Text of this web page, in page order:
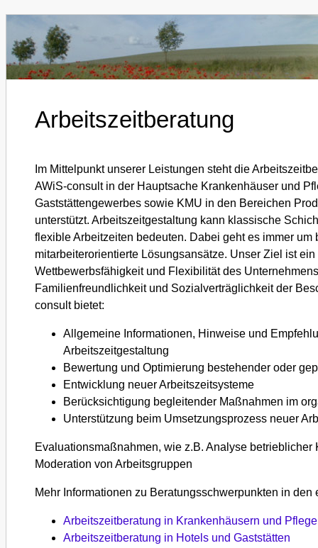
Arbeitszeitberatung
Im Mittelpunkt unserer Leistungen steht die
AWiS-consult in der Hauptsache Krankenhäuser und
Gaststättengewerbes sowie KMU in den Bereichen
unterstützt. Arbeitszeitgestaltung kann klassische
flexible Arbeitzeiten bedeuten. Dabei geht es immer
mitarbeiterorientierte Lösungsansätze. Unser Ziel ist
Wettbewerbsfähigkeit und Flexibilität des
Familienfreundlichkeit und Sozialverträglichkeit der
consult bietet:
Allgemeine Informationen, Hinweise und
Arbeitszeitgestaltung
Bewertung und Optimierung bestehender oder
Entwicklung neuer Arbeitszeitsysteme
Berücksichtigung begleitender Maßnahmen im
Unterstützung beim Umsetzungsprozess neuer
Evaluationsmaßnahmen, wie z.B. Analyse
Moderation von Arbeitsgruppen
Mehr Informationen zu Beratungsschwerpunkten in
Arbeitszeitberatung in Krankenhäusern und Pflege
Arbeitszeitberatung in Hotels und Gaststätten